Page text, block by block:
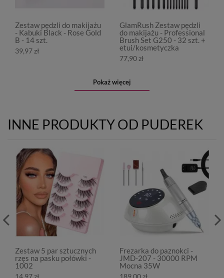
Zestaw pędzli do makijażu
- Kabuki Black - Rose Gold
B - 14 szt.
39,97 zł
GlamRush Zestaw pędzli
do makijażu - Professional
Brush Set G250 - 32 szt. +
etui/kosmetyczka
77,90 zł
Pokaż więcej
INNE PRODUKTY OD PUDEREK
Zestaw 5 par sztucznych
rzęs na pasku połówki -
1002
14,97 zł
Frezarka do paznokci -
JMD-207 - 30000 RPM
Mocna 35W
189,00 zł